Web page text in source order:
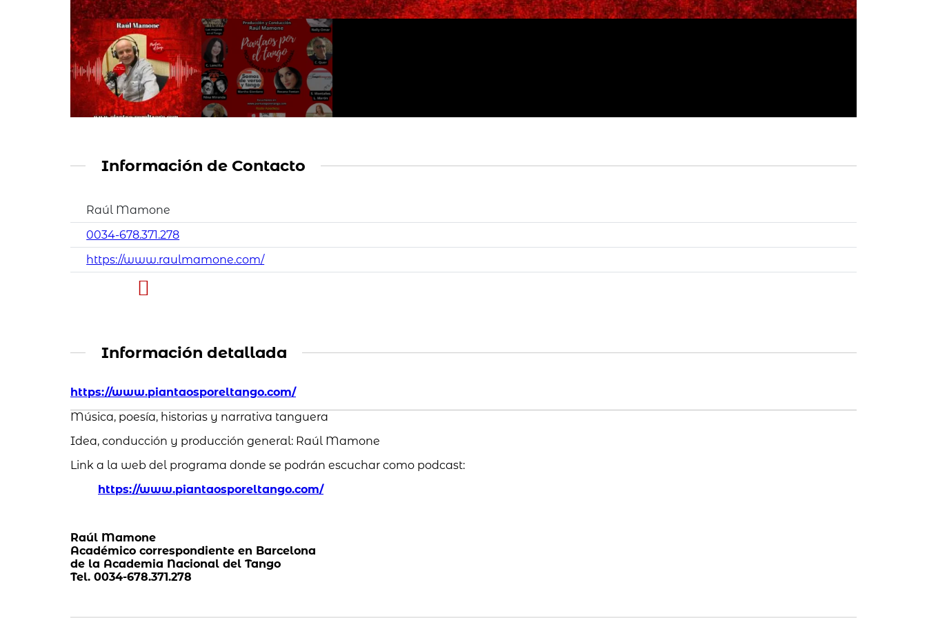
Información de Contacto
Raúl Mamone
0034-678.371.278
https://www.raulmamone.com/
Información detallada
https://www.piantaosporeltango.com/
Música, poesía, historias y narrativa tanguera
Idea, conducción y producción general: Raúl Mamone
Link a la web del programa donde se podrán escuchar como podcast:
https://www.piantaosporeltango.com/
Raúl Mamone
Académico correspondiente en Barcelona
de la Academia Nacional del Tango
Tel. 0034-678.371.278